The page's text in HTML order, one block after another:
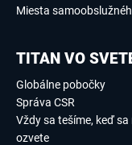
Miesta
TITAN VO
Globálne pobočky
Správa CSR
Vždy sa tešíme, keď sa
ozvete